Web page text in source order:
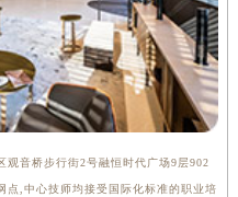
观音桥步行街2号融恒时代广场9层902
点,中心技师均接受国际化标准的职业培